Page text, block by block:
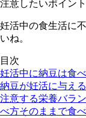
注意したいポイン
妊活中の食生活に
いね。
目次
妊活中に納豆は食
納豆が妊活に与え
注意する栄養バラ
べ方そのままで食